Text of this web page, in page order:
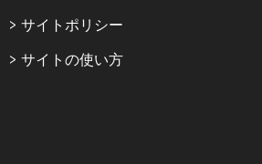
サイトポリシー
サイトの使い方